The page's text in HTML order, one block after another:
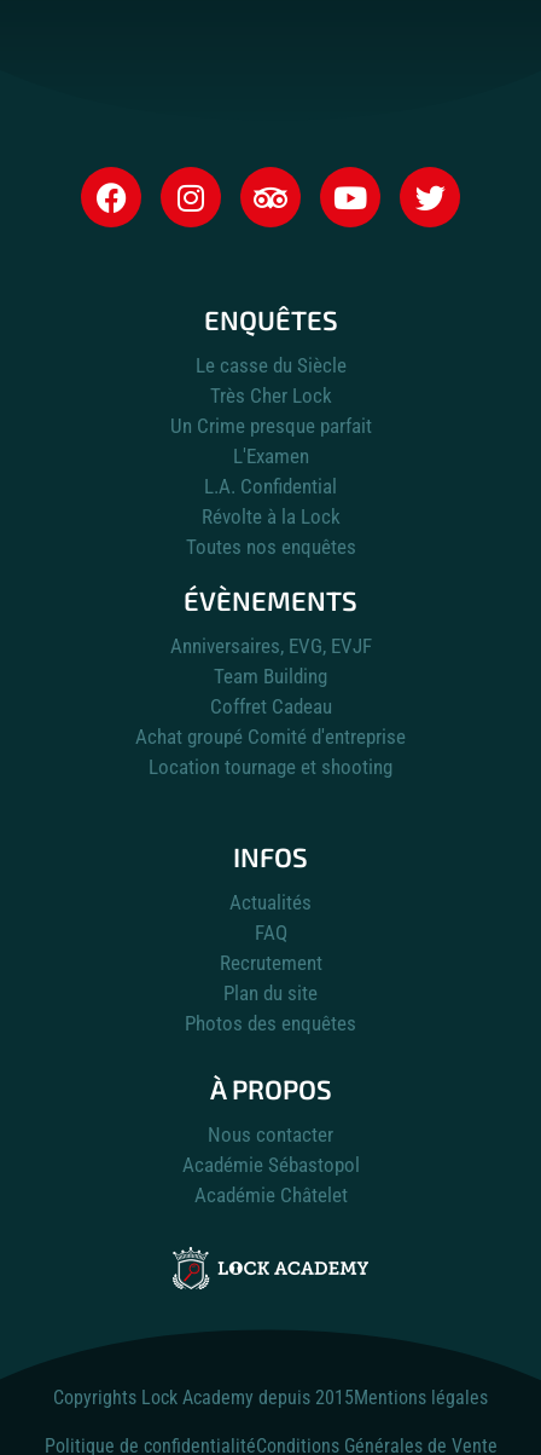
ENQUÊTES
Le casse du Siècle
Très Cher Lock
Un Crime presque parfait
L'Examen
L.A. Confidential
Révolte à la Lock
Toutes nos enquêtes
ÉVÈNEMENTS
Anniversaires, EVG, EVJF
Team Building
Coffret Cadeau
Achat groupé Comité d'entreprise
Location tournage et shooting
INFOS
Actualités
FAQ
Recrutement
Plan du site
Photos des enquêtes
À PROPOS
Nous contacter
Académie Sébastopol
Académie Châtelet
Copyrights Lock Academy depuis 2015Mentions légales
Politique de confidentialitéConditions Générales de Vente